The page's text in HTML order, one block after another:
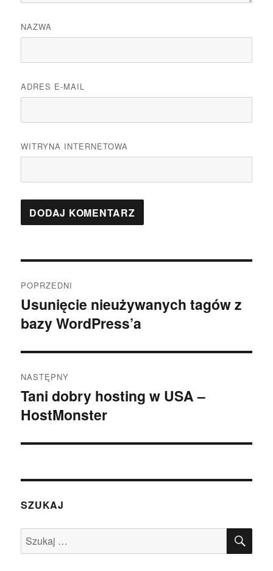
NAZWA
ADRES E-MAIL
WITRYNA INTERNETOWA
wpisu
POPRZEDNI
Poprzedni
wpis:
Usunięcie nieużywanych tagów z
bazy WordPress’a
NASTĘPNY
Następny
wpis:
Tani dobry hosting w USA –
HostMonster
SZUKAJ
Szukaj: